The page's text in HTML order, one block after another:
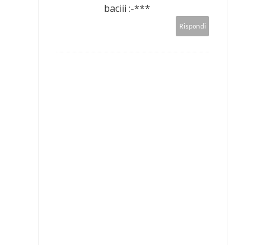
baciii :-***
Rispondi